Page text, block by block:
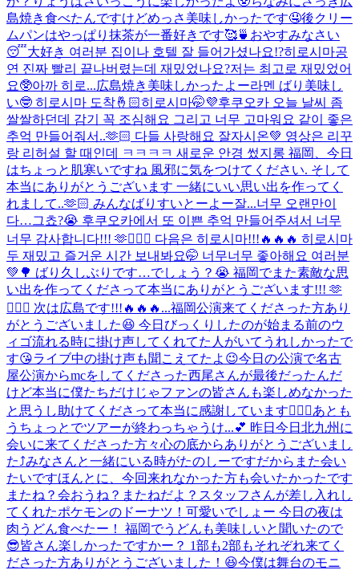
島焼き食べたんですけどめっさ美味しかったです🤤後クリー
ムパンはやっぱり抹茶が一番好きです🥰🍵おやすみなさい
😴大好き 여러분 집이나 호텔 잘 들어가셨나요!?히로시마공
연 진짜 빨리 끝나버렸는데 재밌었나요?저는 최고로 재밌었어
요🥸아까 히로...広島焼き美味しかったよー라멘 ばり美味し
い🤓 히로시마 도착🤞🏻히로시마🤭💜후쿠오카 오늘 날씨 좀
쌀쌀하던데 감기 꼭 조심해요 그리고 너무 고마워요 같이 좋은
추억 만들어줘서..🫶🏻 다들 사랑해요 잘자시온💚 영상은 리꾸
랑 리허설 할 때인데 ㅋㅋㅋㅋ 새로운 안경 썼지롱 福岡、今日
はちょっと肌寒いですね 風邪に気をつけてください. そして
本当にありがとうございます 一緒にいい思い出を作ってく
れまして..🫶🏻 みんなばりすいとーよー잘...너무 오랜만이
다…그쵸?😭 후쿠오카에서 또 이쁜 추억 만들어주셔서 너무
너무 감사합니다!!! 🫶🙇🏻‍♂️ 다음은 히로시마!!!🔥🔥🔥 히로시마
두 재밌고 즐거운 시간 보내봐요🤭 너무너무 좋아해요 여러분
💚🌳 ばり久しぶりです…でしょう？😭 福岡でまた素敵な思
い出を作ってくださって本当にありがとうございます!!! 🫶
🙇🏻‍♂️ 次は広島です!!!🔥🔥🔥...福岡公演来てくださった方あり
がとうございました😆 今日びっくりしたのが始まる前のウ
ィゴ流れる時に掛け声してくれてた人がいてうれしかったで
す😘ライブ中の掛け声も聞こえてたよ😉今日の公演で名古
屋公演からmcをしてくださった西尾さんが最後だったんだ
けど本当に僕たちだけじゃファンの皆さんも楽しめなかった
と思うし助けてくださって本当に感謝しています🙇🏻‍♂️あとも
うちょっとでツアーが終わっちゃうけ...💕 昨日今日北九州に
会いに来てくださった方々心の底からありがとうございまし
た⤴︎みなさんと一緒にいる時がたのしーですだからまた会い
たいですほんとに、今回来れなかった方も会いたかったです
またね？会おうね？またねだよ？ スタッフさんが差し入れし
てくれたポケモンのドーナツ！可愛いでしょー 今日の夜は
肉うどん食べたー！ 福岡でうどんも美味しいと聞いたので
😎皆さん楽しかったですかー？ 1部も2部もそれぞれ来てく
ださった方ありがとうございました！😆今僕は舞台のモニ